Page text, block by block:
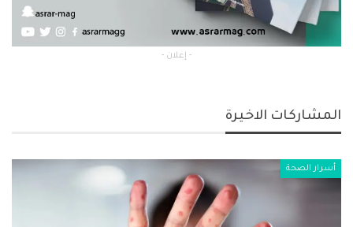
- إعلان -
المشاركات الاخيرة
أسرار الصحة